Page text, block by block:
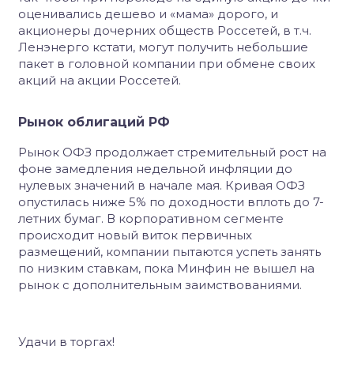
оценивались дешево и «мама» дорого, и
акционеры дочерних обществ Россетей, в т.ч.
Ленэнерго кстати, могут получить небольшие
пакет в головной компании при обмене своих
акций на акции Россетей.
Рынок облигаций РФ
Рынок ОФЗ продолжает стремительный рост на
фоне замедления недельной инфляции до
нулевых значений в начале мая. Кривая ОФЗ
опустилась ниже 5% по доходности вплоть до 7-
летних бумаг. В корпоративном сегменте
происходит новый виток первичных
размещений, компании пытаются успеть занять
по низким ставкам, пока Минфин не вышел на
рынок с дополнительным заимствованиями.
Удачи в торгах!